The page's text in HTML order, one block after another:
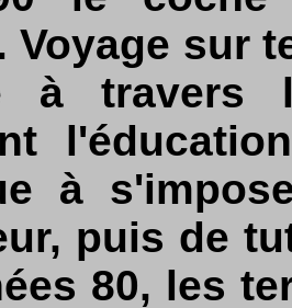
Voyage sur
à travers
à
puis de
80, les